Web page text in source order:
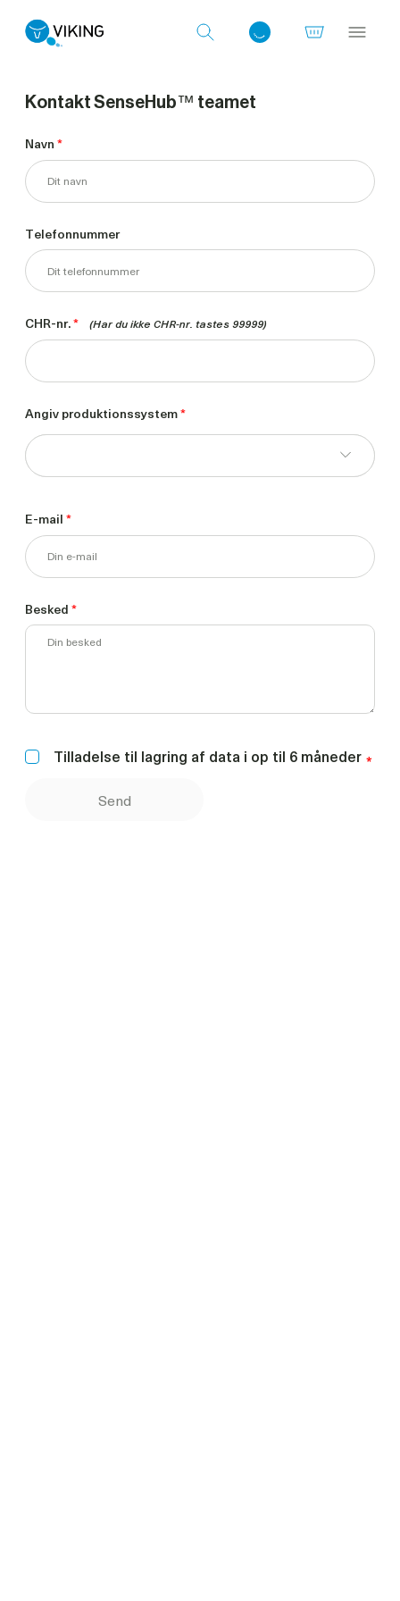
Kontakt SenseHub™ teamet
Navn*
Telefonnummer
CHR-nr.* (Har du ikke CHR-nr. tastes 99999)
Angiv produktionssystem*
E-mail*
Besked*
Tilladelse til lagring af data i op til 6 måneder *
Send